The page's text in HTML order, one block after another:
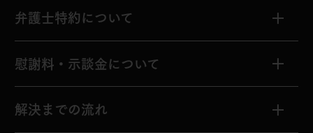
治療中
「そろそろ症状固定」
物損事故
人身事故
もらい事故
弁護士特約について
弁護士特約とは？
弁護士特約がない方へ
慰謝料・示談金について
慰謝料、示談金の違いとは
解決までの流れ